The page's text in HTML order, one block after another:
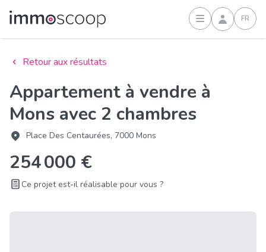
Connexion
FR
Retour aux résultats
Appartement à vendre à
Mons avec 2 chambres
Place Des Centaurées, 7000 Mons
254 000 €
Ce projet est-il réalisable pour vous ?